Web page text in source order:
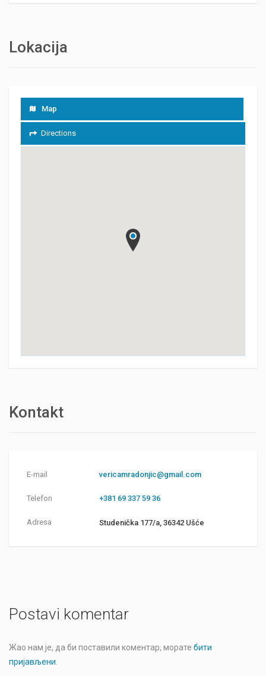
Lokacija
Map
Directions
Kontakt
E-mail vericamradonjic@gmail.com
Telefon +381 69 337 59 36
Adresa Studenička 177/a, 36342 Ušće
Postavi komentar
Жао нам је, да би поставили коментар, морате бити
пријављени